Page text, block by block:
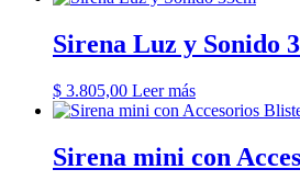
Sirena Luz y Sonido
$ 3.805,00 Leer más
Sirena mini con